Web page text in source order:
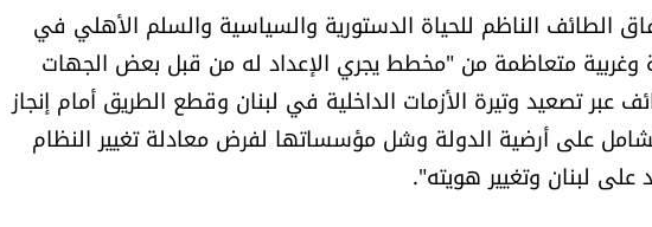
الطائف الناظم للحياة الدستورية والسياسية والسلم الأهلي في
متعاظمة من "مخطط يجري الإعداد له من قبل بعض الجهات
عبر تصعيد وتيرة الأزمات الداخلية في لبنان وقطع الطريق أمام إنجاز
على أرضية الدولة وشل مؤسساتها لفرض معادلة تغيير النظام
لبنان وتغيير هويته".